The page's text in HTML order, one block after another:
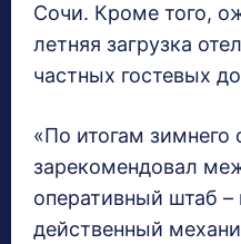
Сочи. Кроме того,
летняя загрузка
частных гостевых
«По итогам зимнего
зарекомендовал
оперативный штаб –
действенный